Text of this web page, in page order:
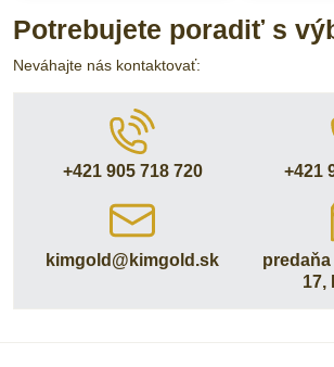
Potrebujete poradiť s
Neváhajte nás kontaktovať:
+421 905 718 720 +421
kimgold​@kimgold​.sk
17,